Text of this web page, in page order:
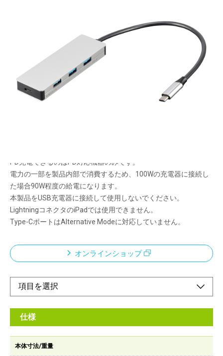
高性能を拡張。10Gbps超高速転送。
メーカー希望小売価格：
¥8,830
USB3.2Gen2(10Gbps)規格に対応。
Type-Cポートは最大100WのPD(PowerDelivery)充電にも対応。
PD充電できるのはPD対応機器のみです。
電力の一部を製品内部で消費するため、100Wの充電器に接続し
た場合90W程度の給電になります。
本製品をUSB充電器に接続して使用しないでください。
LightningコネクタのiPadでは使用できません。
Type-CポートはAlternative Modeに対応していません。
オンラインショップ
仕様
本体寸法/重量